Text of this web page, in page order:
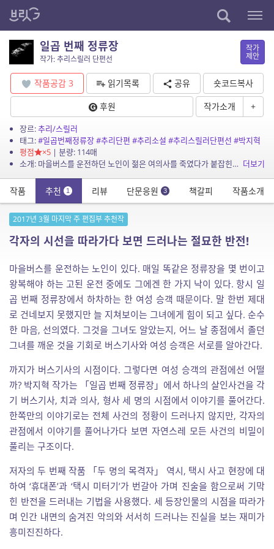
일곱 번째 정류장
작가: 추리스릴러 단편선
작가
제안
작품공감 3 읽기목록 공유
숏코드복사
후원
작가소개 +
장르:추리/스릴러
태그:#일곱번째정류장#추리단편 #추리소설 #추리스릴러단편선 #박지혁
평점
×5| 분량: 114매
소개: 마을버스를 운전하던 노인이 젊은 여의사를 죽였다가 붙잡힌다. 노인, 형사, 여의사의 세 가지 시점을 통해 사건의 전말이 드러나는데… 더보기
작품 추천 1 리뷰 단문응원 3 책갈피 작품소개
2017년 3월 마지막 주 편집부 추천작
각자의 시선을 따라가다 보면 드러나는 절묘한 반전!
마을버스를 운전하는 노인이 있다. 매일 똑같은 정류장을 몇 번이고
왕복해야 하는 고된 운전 중에도 그에겐 한 가지 낙이 있다. 항시 일
곱 번째 정류장에서 하차하는 한 여성 승객 때문이다. 말 한번 제대
로 건네보지 못했지만 늘 지쳐보이는 그녀에게 힘이 되고 싶다. 순수
한 마음, 선의였다. 그것을 그녀도 알았는지, 어느 날 종점에서 졸던
그녀를 깨운 것을 기회로 버스기사와 여성 승객은 서로를 알아간다.
까지가 버스기사의 시점이다. 그렇다면 여성 승객의 관점에선 어떨
까? 박지혁 작가는 「일곱 번째 정류장」에서 하나의 살인사건을 각
기 버스기사, 치과 의사, 형사 세 명의 시점에서 이야기를 풀어간다.
한쪽만의 이야기로는 전체 사건의 정황이 드러나지 않지만, 각자의
관점에서 이야기를 풀어나가다 보면 자연스레 모든 사건의 비밀이
풀리는 구조이다.
저자의 두 번째 작품 「두 명의 목격자」 역시, 택시 사고 현장에 대
하여 ‘휴대폰’과 ‘택시 미터기’가 번갈아 가며 진술을 함으로써 기막
힌 반전을 드러내는 기법을 사용했다. 세 등장인물의 시점을 따라가
며 인간 내면의 숨겨진 악의와 서서히 드러나는 진실을 보는 재미가
흥미진진하다.